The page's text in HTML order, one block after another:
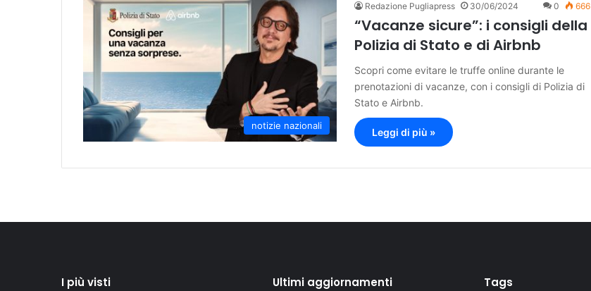
notizie nazionali
Redazione Pugliapress 30/06/2024 0 666
“Vacanze sicure”: i consigli della
Polizia di Stato e di Airbnb
Scopri come evitare le truffe online durante le
prenotazioni di vacanze, con i consigli di Polizia di
Stato e Airbnb.
Leggi di più »
I più visti Ultimi aggiornamenti Tags